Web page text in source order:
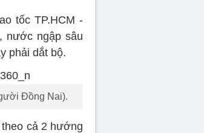
tốc TP.HCM -
nước ngập sâu
phải dắt bộ.
Đồng Nai).
cả 2 hướng